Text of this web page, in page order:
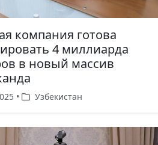
компания готова
4 миллиарда
в новый массив
• Узбекистан